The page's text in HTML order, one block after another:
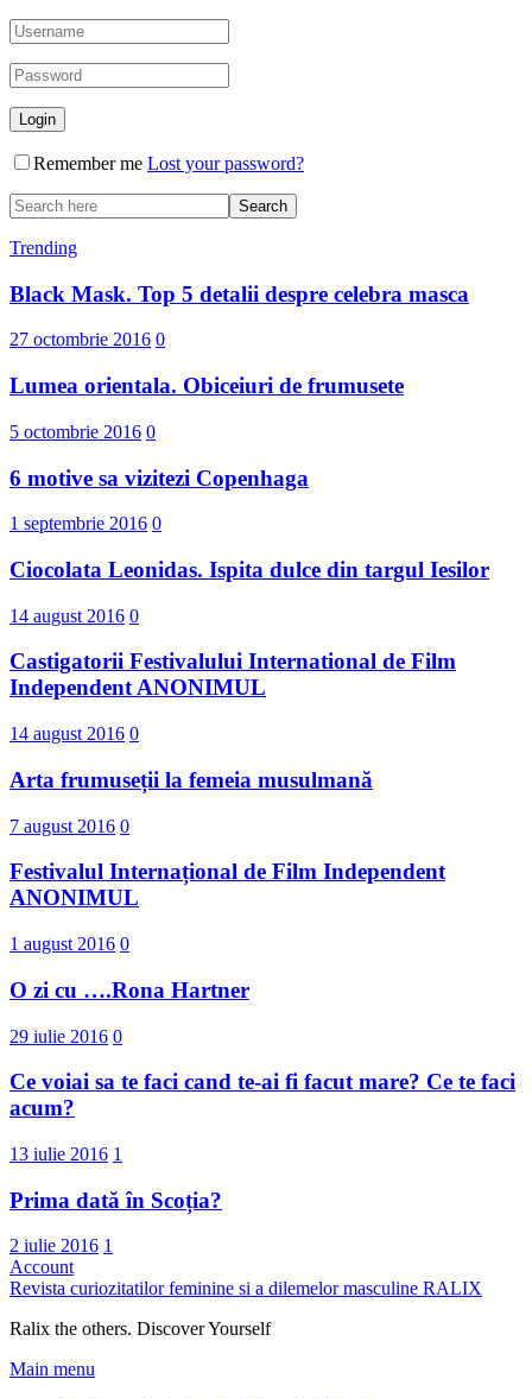
Remember me Lost your password?
Trending
Black Mask. Top 5 detalii despre celebra masca
27 octombrie 2016 0
Lumea orientala. Obiceiuri de frumusete
5 octombrie 2016 0
6 motive sa vizitezi Copenhaga
1 septembrie 2016 0
Ciocolata Leonidas. Ispita dulce din targul Iesilor
14 august 2016 0
Castigatorii Festivalului International d​e Film
Independent ANONIMUL
14 august 2016 0
Arta frumuseții la femeia musulmană
7 august 2016 0
Festivalul Internațional de Film Independent
ANONIMUL
1 august 2016 0
O zi cu ….Rona Hartner
29 iulie 2016 0
Ce voiai sa te faci cand te-ai fi facut mare? Ce te faci
acum?
13 iulie 2016 1
Prima dată în Scoția?
2 iulie 2016 1
Account
Revista curiozitatilor feminine si a dilemelor masculine RALIX
Ralix the others. Discover Yourself
Main menu